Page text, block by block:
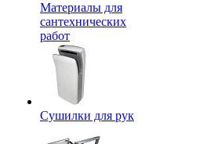
Материалы для
сантехнических
работ
Сушилки для рук